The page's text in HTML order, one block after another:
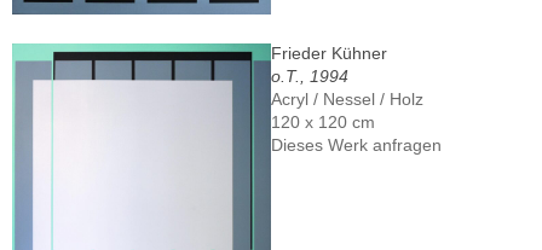
Frieder Kühner
o.T., 1994
Acryl / Nessel / Holz
120 x 120 cm
Dieses Werk anfragen